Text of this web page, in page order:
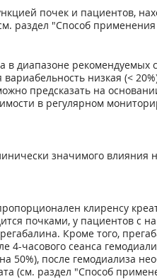
почек и пациентов,
раздел "Способ
в диапазоне рекомендуемых
низкая (<
предсказать на
в регулярном
значимого влияния
клиренсу
почками, у пациентов с
Кроме того,
4-часового сеанса
50%), после гемодиализа
(см. раздел "Способ